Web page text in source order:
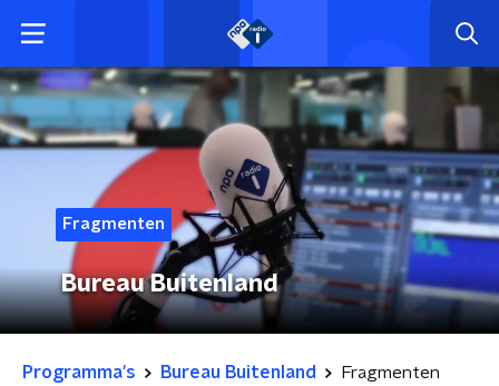
Fragmenten
Bureau Buitenland
Programma's Bureau Buitenland Fragmenten